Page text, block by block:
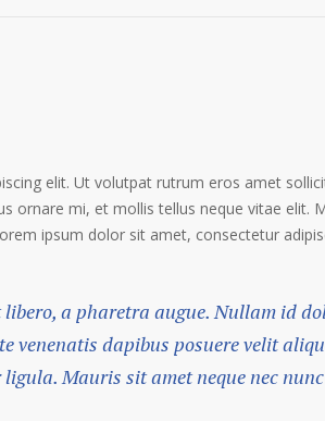
elit. Ut volutpat rutrum eros amet
ornare mi, et mollis tellus neque vitae elit.
ipsum dolor sit amet, consectetur
a pharetra augue. Nullam id
venenatis dapibus posuere velit
Mauris sit amet neque nec